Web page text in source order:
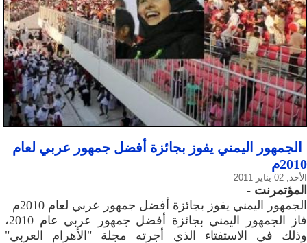
الجمهور اليمني يفوز بجائزة أفضل جمهور عربي لعام
2010م
الأحد, 02-يناير-2011
المؤتمرنت -
الجمهور اليمني يفوز بجائزة أفضل جمهور عربي لعام 2010م
فاز الجمهور اليمني بجائزة أفضل جمهور عربي عام 2010،
وذلك في الاستفتاء الذي أجرته مجلة "الأهرام العربي"